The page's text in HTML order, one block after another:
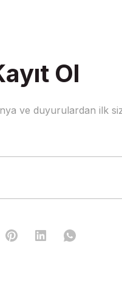
Ol
ve duyurulardan ilk